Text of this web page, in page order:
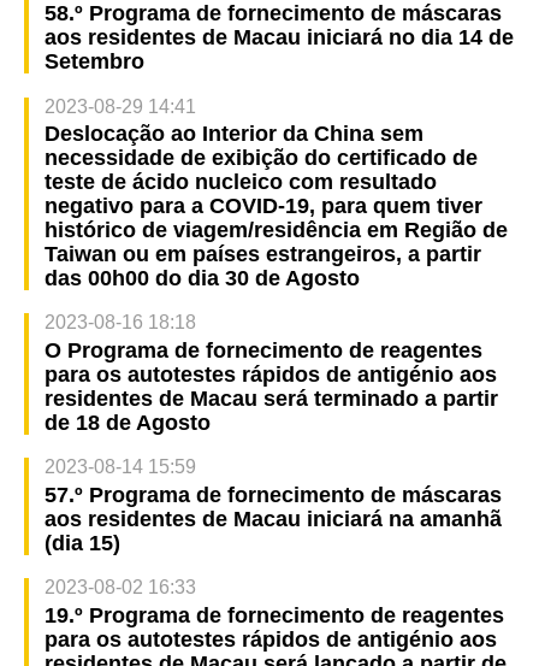
58.º Programa de fornecimento de máscaras
aos residentes de Macau iniciará no dia 14 de
Setembro
2023-08-29 14:41
Deslocação ao Interior da China sem
necessidade de exibição do certificado de
teste de ácido nucleico com resultado
negativo para a COVID-19, para quem tiver
histórico de viagem/residência em Região de
Taiwan ou em países estrangeiros, a partir
das 00h00 do dia 30 de Agosto
2023-08-16 18:18
O Programa de fornecimento de reagentes
para os autotestes rápidos de antigénio aos
residentes de Macau será terminado a partir
de 18 de Agosto
2023-08-14 15:59
57.º Programa de fornecimento de máscaras
aos residentes de Macau iniciará na amanhã
(dia 15)
2023-08-02 16:33
19.º Programa de fornecimento de reagentes
para os autotestes rápidos de antigénio aos